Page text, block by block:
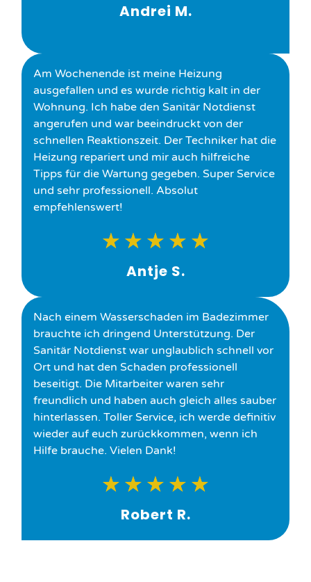
Andrei M.
Am Wochenende ist meine Heizung
ausgefallen und es wurde richtig kalt in der
Wohnung. Ich habe den Sanitär Notdienst
angerufen und war beeindruckt von der
schnellen Reaktionszeit. Der Techniker hat die
Heizung repariert und mir auch hilfreiche
Tipps für die Wartung gegeben. Super Service
und sehr professionell. Absolut
empfehlenswert!
★ ★ ★ ★ ★
Antje S.
Nach einem Wasserschaden im Badezimmer
brauchte ich dringend Unterstützung. Der
Sanitär Notdienst war unglaublich schnell vor
Ort und hat den Schaden professionell
beseitigt. Die Mitarbeiter waren sehr
freundlich und haben auch gleich alles sauber
hinterlassen. Toller Service, ich werde definitiv
wieder auf euch zurückkommen, wenn ich
Hilfe brauche. Vielen Dank!
★ ★ ★ ★ ★
Robert R.